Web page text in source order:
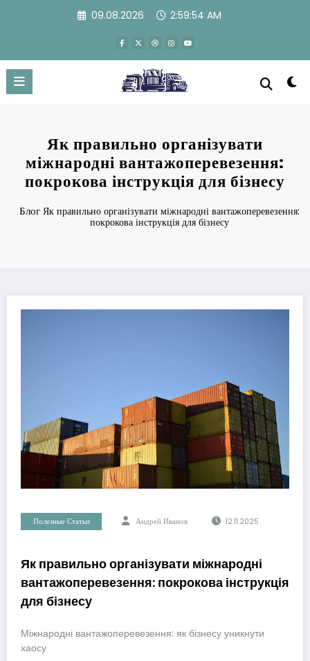
09.08.2026 2:59:54 AM
Як правильно організувати
міжнародні вантажоперевезення:
покрокова інструкція для бізнесу
Блог Як правильно організувати міжнародні вантажоперевезення:
покрокова інструкція для бізнесу
Полезные Статьи Андрей Иванов 12.11.2025
Як правильно організувати міжнародні
вантажоперевезення: покрокова інструкція
для бізнесу
Міжнародні вантажоперевезення: як бізнесу уникнути
хаосу